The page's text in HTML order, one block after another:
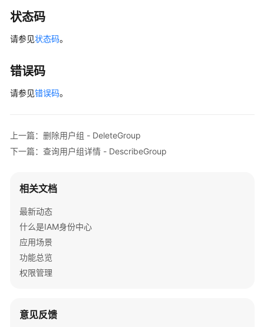
MFA
配
管
管
理
户
管
理
-
状态码
请参见状态码。
错误码
请参见错误码。
上一篇：删除用户组 - DeleteGroup
下一篇：查询用户组详情 - DescribeGroup
相关文档
最新动态
什么是IAM身份中心
应用场景
功能总览
权限管理
意见反馈